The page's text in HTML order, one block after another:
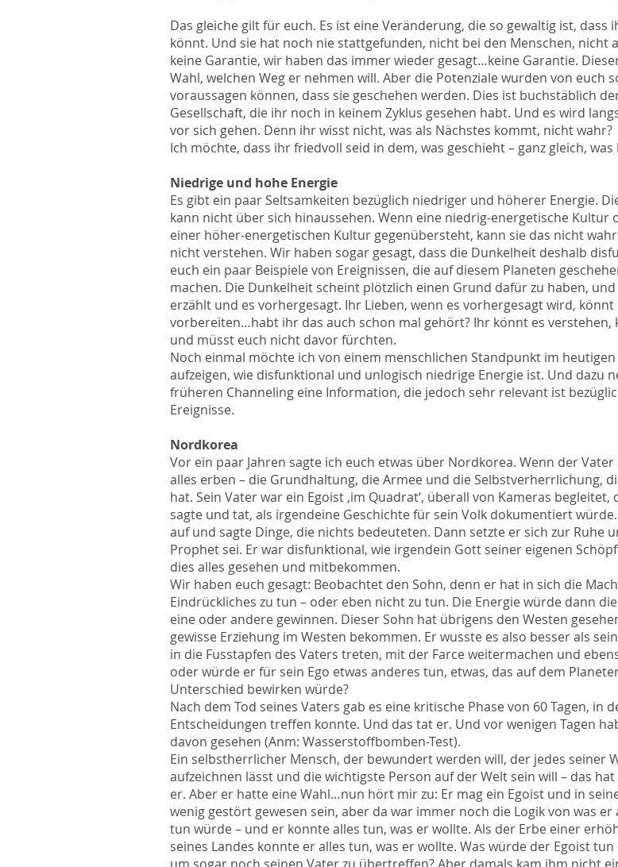
Das gleiche gilt für euch. Es ist eine Veränderung, die so gewaltig ist, dass
könnt. Und sie hat noch nie stattgefunden, nicht bei den Menschen, nicht
keine Garantie, wir haben das immer wieder gesagt…keine Garantie.
Wahl, welchen Weg er nehmen will. Aber die Potenziale wurden von euch
voraussagen können, dass sie geschehen werden. Dies ist buchstäblich
Gesellschaft, die ihr noch in keinem Zyklus gesehen habt. Und es wird
vor sich gehen. Denn ihr wisst nicht, was als Nächstes kommt, nicht wahr?
Ich möchte, dass ihr friedvoll seid in dem, was geschieht – ganz gleich,
Niedrige und hohe Energie
Es gibt ein paar Seltsamkeiten bezüglich niedriger und höherer Energie.
kann nicht über sich hinaussehen. Wenn eine niedrig-energetische Kultur
einer höher-energetischen Kultur gegenübersteht, kann sie das nicht
nicht verstehen. Wir haben sogar gesagt, dass die Dunkelheit deshalb
euch ein paar Beispiele von Ereignissen, die auf diesem Planeten
machen. Die Dunkelheit scheint plötzlich einen Grund dafür zu haben,
erzählt und es vorhergesagt. Ihr Lieben, wenn es vorhergesagt wird,
vorbereiten…habt ihr das auch schon mal gehört? Ihr könnt es
und müsst euch nicht davor fürchten.
Noch einmal möchte ich von einem menschlichen Standpunkt im
aufzeigen, wie disfunktional und unlogisch niedrige Energie ist. Und dazu
früheren Channeling eine Information, die jedoch sehr relevant ist
Ereignisse.
Nordkorea
Vor ein paar Jahren sagte ich euch etwas über Nordkorea. Wenn der
alles erben – die Grundhaltung, die Armee und die Selbstverherrlichung,
hat. Sein Vater war ein Egoist ‚im Quadrat‘, überall von Kameras begleitet,
sagte und tat, als irgendeine Geschichte für sein Volk dokumentiert
auf und sagte Dinge, die nichts bedeuteten. Dann setzte er sich zur Ruhe
Prophet sei. Er war disfunktional, wie irgendein Gott seiner eigenen
dies alles gesehen und mitbekommen.
Wir haben euch gesagt: Beobachtet den Sohn, denn er hat in sich die
Eindrückliches zu tun – oder eben nicht zu tun. Die Energie würde dann
eine oder andere gewinnen. Dieser Sohn hat übrigens den Westen
gewisse Erziehung im Westen bekommen. Er wusste es also besser als
in die Fusstapfen des Vaters treten, mit der Farce weitermachen und
oder würde er für sein Ego etwas anderes tun, etwas, das auf dem
Unterschied bewirken würde?
Nach dem Tod seines Vaters gab es eine kritische Phase von 60 Tagen, in
Entscheidungen treffen konnte. Und das tat er. Und vor wenigen Tagen
davon gesehen (Anm: Wasserstoffbomben-Test).
Ein selbstherrlicher Mensch, der bewundert werden will, der jedes seiner
aufzeichnen lässt und die wichtigste Person auf der Welt sein will – das
er. Aber er hatte eine Wahl…nun hört mir zu: Er mag ein Egoist und in
wenig gestört gewesen sein, aber da war immer noch die Logik von was
tun würde – und er konnte alles tun, was er wollte. Als der Erbe einer
seines Landes konnte er alles tun, was er wollte. Was würde der Egoist